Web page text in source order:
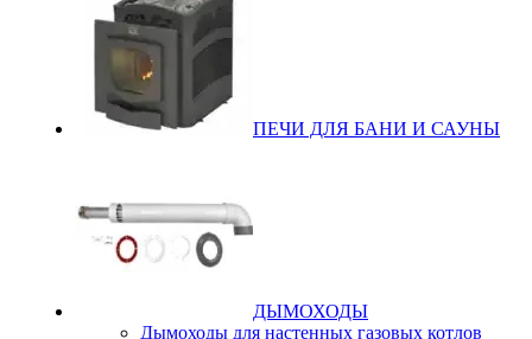
ПЕЧИ ДЛЯ БАНИ И САУНЫ
ДЫМОХОДЫ
Дымоходы для настенных газовых котлов